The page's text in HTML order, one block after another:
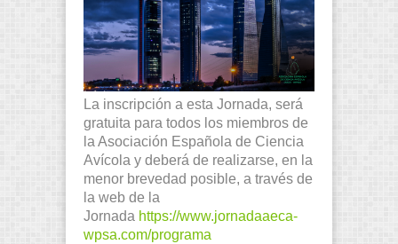
La inscripción a esta Jornada, será
gratuita para todos los miembros de
la Asociación Española de Ciencia
Avícola y deberá de realizarse, en la
menor brevedad posible, a través de
la web de la
Jornada https://www.jornadaaeca-
wpsa.com/programa